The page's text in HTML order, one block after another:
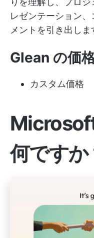
レゼンテーション
メントを引き出しま
Glean の価
カスタム価格
何ですか